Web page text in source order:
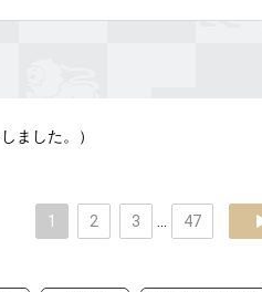
ました。）
1 2 3 47